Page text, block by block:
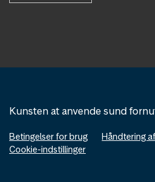
Kunsten at anvende sund
Betingelser for brug
Håndtering
Cookie-indstillinger